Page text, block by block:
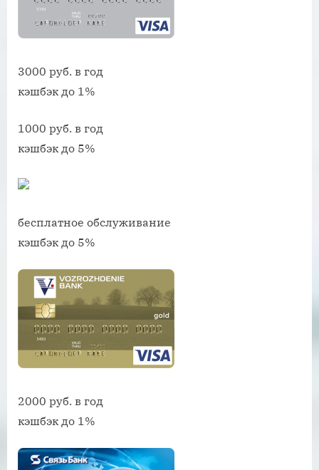
3000 руб. в год
кэшбэк до 1%
1000 руб. в год
кэшбэк до 5%
бесплатное обслуживание
кэшбэк до 5%
2000 руб. в год
кэшбэк до 1%